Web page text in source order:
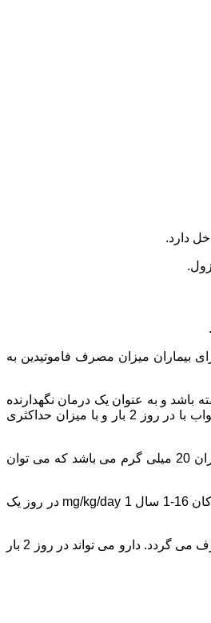
دارد.
بیماران میزان مصرف فاموتیدین به
تجویز می شود: در شرایط حاد می تواند میزان آن 40میلی گرم به شکل خوراکی در زمان خواب برای 4 تا 8 هفته باشد و به عنوان یک درمان نگهدارنده
در زمان خواب به میزان 20میلی گرم به صورت خوراکی مصرف می گردد. در صورتی که برای کودکان 16-1 سال باشد میزان مصرف آن mg/kg/day 5/0 در زمان خواب با در روز 2 بار و با میزان حداکثری
اگر برای حالت پاتولوژیک ترشح بیشتر از حد در بزرگسالان مثل سندرم زولینگر- الیسون، سندرم روده كوتاه باشد، مصرف آن به صورت خوراکی و هر 6 ساعت به میزان 20 میلی گرم می باشد که می توان
تجویز برای برگشت اسید از معده به مری در بزرگسالان به صورت درمان کوتاه مدت: تا 12 هفته به میزان 20 تا 40 میلی گرم در روز 2 بار مصرف می شود. برای کودکان 16-1 سال mg/kg/day 1 در روز یک
در بزرگسالان و کودکان بالای 12 سال اگر برای پیشگیری و درمان سوزش معده باشد: یک قرص در زمان بروز علائم یا میزان 10 میلی گرم یک ساعت پیش از غذا مصرف می گردد. دارو می تواند در روز 2 بار